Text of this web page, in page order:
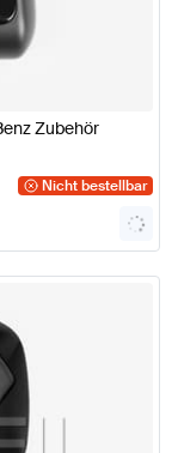
Zubehör
Nicht bestellbar